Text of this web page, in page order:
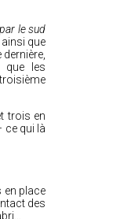
le sud
ainsi que
que les
trois en
ce qui là
en place
des